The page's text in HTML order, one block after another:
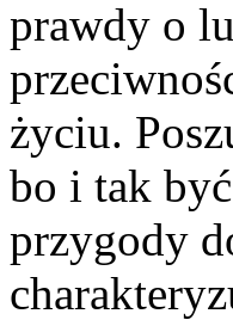
prawdy o
życiu.
bo i tak
przygody